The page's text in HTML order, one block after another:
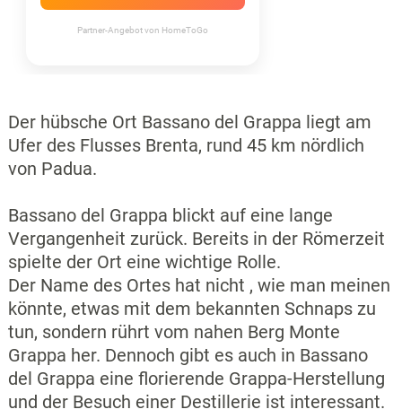
Partner-Angebot von HomeToGo
Der hübsche Ort Bassano del Grappa liegt am
Ufer des Flusses Brenta, rund 45 km nördlich
von Padua.
Bassano del Grappa blickt auf eine lange
Vergangenheit zurück. Bereits in der Römerzeit
spielte der Ort eine wichtige Rolle.
Der Name des Ortes hat nicht , wie man meinen
könnte, etwas mit dem bekannten Schnaps zu
tun, sondern rührt vom nahen Berg Monte
Grappa her. Dennoch gibt es auch in Bassano
del Grappa eine florierende Grappa-Herstellung
und der Besuch einer Destillerie ist interessant.